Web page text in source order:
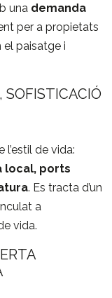
una demanda
per a propietats
el paisatge i
SOFISTICACIÓ
l’estil de vida:
local, ports
. Es tracta d’un
a
vida.